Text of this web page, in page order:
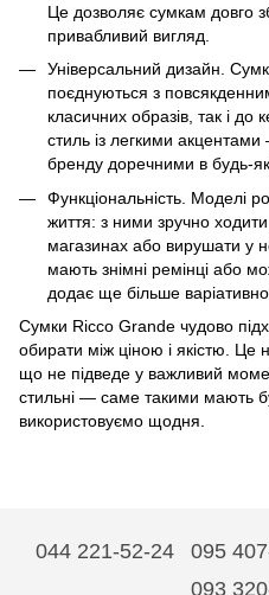
Це дозволяє сумкам довго
привабливий вигляд.
Універсальний дизайн.
поєднуються з
класичних образів, так і до
стиль із легкими
бренду доречними в будь-
Функціональність. Моделі
життя: з ними зручно
магазинах або вирушати у
мають знімні ремінці або
додає ще більше
Сумки Ricco Grande чудово
обирати між ціною і якістю. Це
що не підведе у важливий
стильні — саме такими мають
використовуємо щодня.
044 221-52-24 095
093